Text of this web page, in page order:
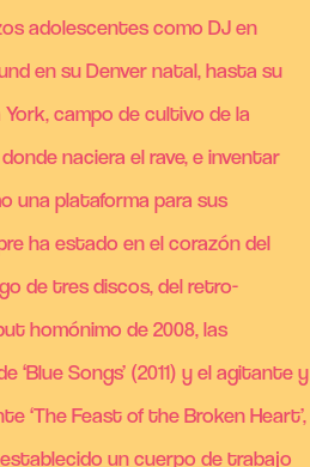
adolescentes como DJ en
en su Denver natal, hasta su
campo de cultivo de la
naciera el rave, e inventar
una plataforma para sus
ha estado en el corazón del
de tres discos, del retro-
homónimo de 2008, las
‘Blue Songs’ (2011) y el agitante y
‘The Feast of the Broken Heart’,
un cuerpo de trabajo